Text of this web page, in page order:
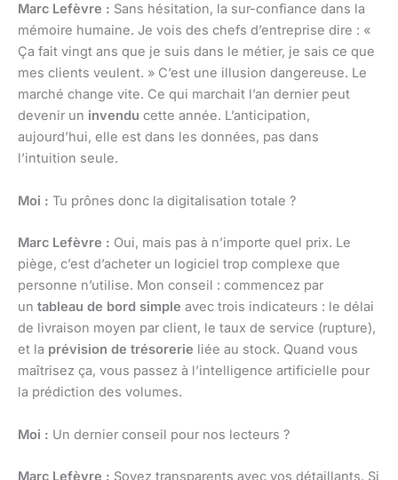
Marc Lefèvre : Sans hésitation, la sur-confiance dans la
mémoire humaine. Je vois des chefs d’entreprise dire : «
Ça fait vingt ans que je suis dans le métier, je sais ce que
mes clients veulent. » C’est une illusion dangereuse. Le
marché change vite. Ce qui marchait l’an dernier peut
devenir un invendu cette année. L’anticipation,
aujourd’hui, elle est dans les données, pas dans
l’intuition seule.
Moi : Tu prônes donc la digitalisation totale ?
Marc Lefèvre : Oui, mais pas à n’importe quel prix. Le
piège, c’est d’acheter un logiciel trop complexe que
personne n’utilise. Mon conseil : commencez par
un tableau de bord simple avec trois indicateurs : le délai
de livraison moyen par client, le taux de service (rupture),
et la prévision de trésorerie liée au stock. Quand vous
maîtrisez ça, vous passez à l’intelligence artificielle pour
la prédiction des volumes.
Moi : Un dernier conseil pour nos lecteurs ?
Marc Lefèvre : Soyez transparents avec vos détaillants. Si